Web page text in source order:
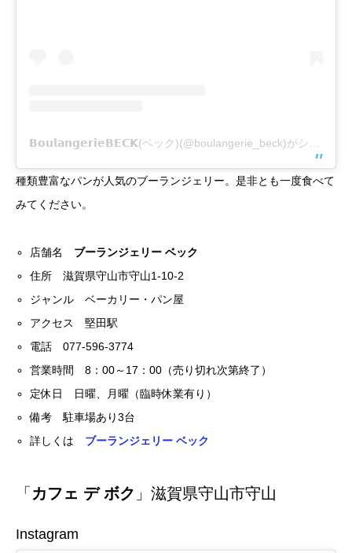
種類豊富なパンが人気のブーランジェリー。是非とも一度食べて
みてください。
店舗名 ブーランジェリー ベック
住所 滋賀県守山市守山1-10-2
ジャンル ベーカリー・パン屋
アクセス 堅田駅
電話 077-596-3774
営業時間 8：00～17：00（売り切れ次第終了）
定休日 日曜、月曜（臨時休業有り）
備考 駐車場あり3台
詳しくは ブーランジェリー ベック
「カフェ デ ボク 」滋賀県守山市守山
Instagram